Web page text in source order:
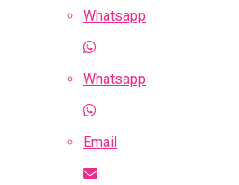
Whatsapp
Whatsapp
Email